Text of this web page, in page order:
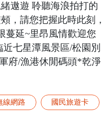
遨遊 聆聽海浪拍打的
，請您把握此時此刻，
蔓延~里昂風情歡迎您
七星潭風景區/松園別
府/漁港休閒碼頭*乾淨
線網路 國民旅遊卡